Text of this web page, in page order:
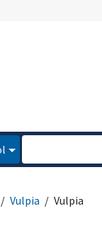
Vulpia
Vulpia